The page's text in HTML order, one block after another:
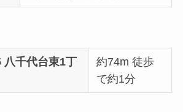
八千代台東1丁
約74m 徒歩
で約1分